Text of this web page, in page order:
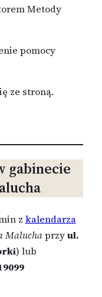
Metody
pomocy
ze stroną.
gabinecie
z kalendarza
Maluchaprzyul.
) lub